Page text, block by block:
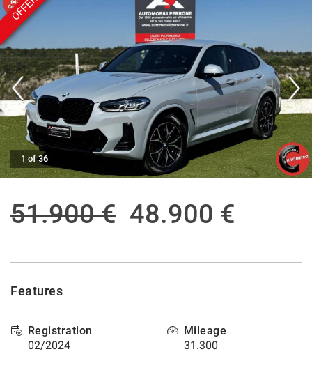
FEEDBACKS
VEHICLES LIST
SELL YOUR CAR
AFTER SALES ASSISTANCE
CONTACTS
NEWS
OFFER
1 of 36
51.900 € 48.900 €
Features
Registration
02/2024
Mileage
31.300
to
the
technologies
we
adopt
to
offer
the
functionalities
and
carry
out
activities
described
obtain
information
usefulness
and